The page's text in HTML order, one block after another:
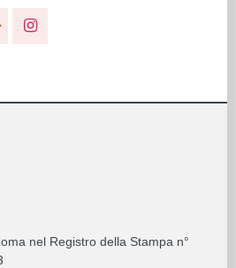
nel Registro della Stampa n°